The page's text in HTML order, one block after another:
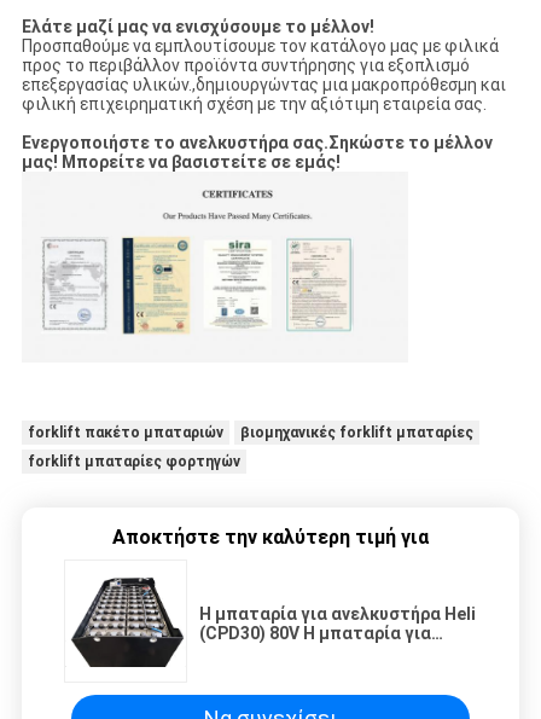
Ελάτε μαζί μας να ενισχύσουμε το μέλλον!
Προσπαθούμε να εμπλουτίσουμε τον κατάλογο μας με φιλικά
προς το περιβάλλον προϊόντα συντήρησης για εξοπλισμό
επεξεργασίας υλικών.,δημιουργώντας μια μακροπρόθεσμη και
φιλική επιχειρηματική σχέση με την αξιότιμη εταιρεία σας.
Ενεργοποιήστε το ανελκυστήρα σας.Σηκώστε το μέλλον
μας! Μπορείτε να βασιστείτε σε εμάς!
forklift πακέτο μπαταριών
βιομηχανικές forklift μπαταρίες
forklift μπαταρίες φορτηγών
Αποκτήστε την καλύτερη τιμή για
Η μπαταρία για ανελκυστήρα Heli
(CPD30) 80V Η μπαταρία για
Ιαπωνίας GSYUASA HELI